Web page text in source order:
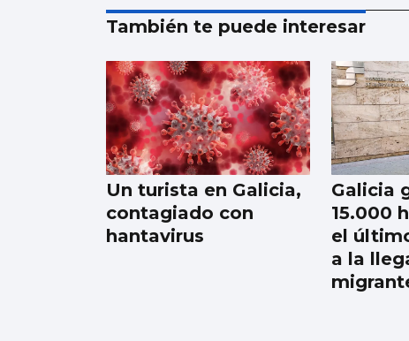
También te puede interesar
Un turista en Galicia,
contagiado con
hantavirus
Galicia
15.000
el
a la